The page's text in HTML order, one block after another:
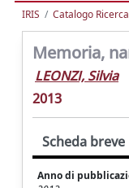
IRIS Catalogo
Memoria,
LEONZI, Silvia
2013
Scheda breve
Anno di